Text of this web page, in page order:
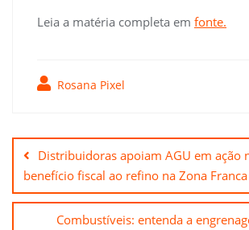
Leia a matéria completa em fonte.
Rosana Pixel
de
PostDistribuidoras apoiam AGU em ação
benefício fiscal ao refino na Zona
Combustíveis: entenda a